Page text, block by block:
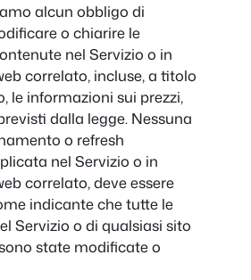
alcun obbligo di
o chiarire le
nel Servizio o in
correlato, incluse, a titolo
le informazioni sui prezzi,
dalla legge. Nessuna
o refresh
nel Servizio o in
correlato, deve essere
indicante che tutte le
Servizio o di qualsiasi sito
state modificate o